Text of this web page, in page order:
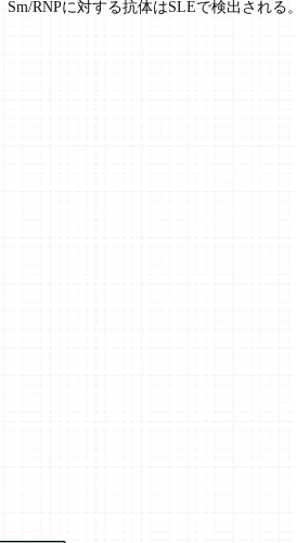
RNPに対する抗体はSLEで検出される。